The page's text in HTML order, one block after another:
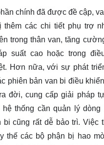
chính đã được đề cập,
thêm các chi tiết phụ trợ
trong thân van, tăng
suất cao hoặc trong
Hơn nữa, với sự phát
phiên bản van bi điều
đời, cung cấp giải pháp
hệ thống cần quản lý dòng
bi cũng rất dễ bảo trì. Việc
thế các bộ phận bị hao